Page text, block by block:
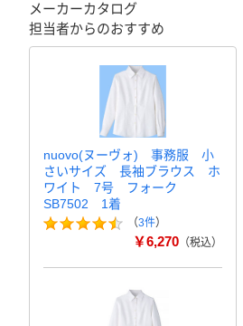
メーカーカタログ
担当者からのおすすめ
nuovo(ヌーヴォ) 事務服 小
さいサイズ 長袖ブラウス ホ
ワイト 7号 フォーク
SB7502 1着
（3件）
￥6,270 （税込）